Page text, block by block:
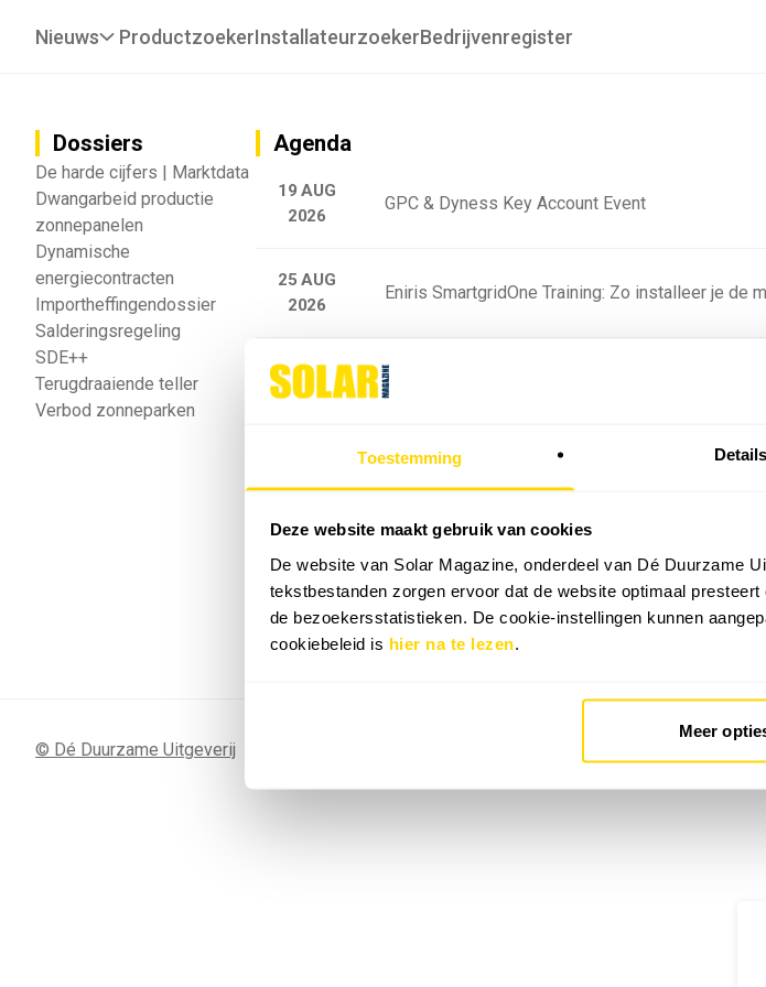
Toestemming Details
Deze website maakt gebruik van cookies
De website van Solar Magazine, onderdeel van Dé Duurzame
tekstbestanden zorgen ervoor dat de website optimaal
de bezoekersstatistieken. De cookie-instellingen kunnen
cookiebeleid is hier na te lezen.
Meer
Nieuws ProductzoekerInstallateurzoekerBedrijvenregister
Dossiers
De harde cijfers | Marktdata
Dwangarbeid productie
zonnepanelen
Dynamische
energiecontracten
Importheffingendossier
Salderingsregeling
SDE++
Terugdraaiende teller
Verbod zonneparken
Agenda
19 AUG
2026
GPC & Dyness Key Account Event
25 AUG
2026
Eniris SmartgridOne Training: Zo installeer je de
25 AUG
2026
Sigenergy Training - Residentieel
2026
Webinar: Toekomstige batterijprofielen: hoe
batterijgedrag in 2035 te voorspellen
2026
Sunergy Academy | SlimmeRik on Tour
© Dé Duurzame Uitgeverij